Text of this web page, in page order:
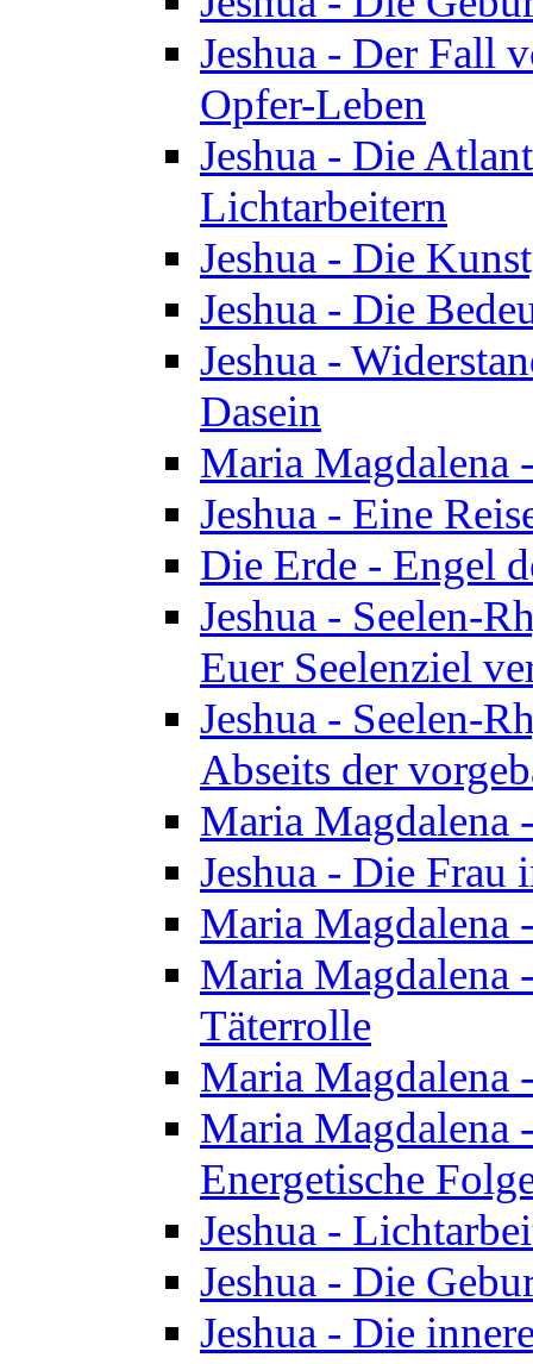
Jeshua - Der Fall
Opfer-Leben
Jeshua - Die
Lichtarbeitern
Jeshua - Die
Jeshua - Die
Jeshua -
Dasein
Maria Magdalena
Jeshua - Eine
Die Erde - Engel
Jeshua - Seelen-
Euer Seelenziel
Jeshua - Seelen-
Abseits der
Maria Magdalena
Jeshua - Die Frau
Maria Magdalena
Maria Magdalena
Täterrolle
Maria Magdalena
Maria Magdalena
Energetische
Jeshua -
Jeshua - Die
Jeshua - Die